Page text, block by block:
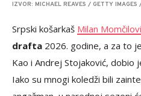
IZVOR: MICHAEL REAVES / GETTY IMAGES
Srpski košarkaš Milan
drafta 2026. godine, a za to
Kao i Andrej Stojaković, dobio
Iako su mnogi koledži bili